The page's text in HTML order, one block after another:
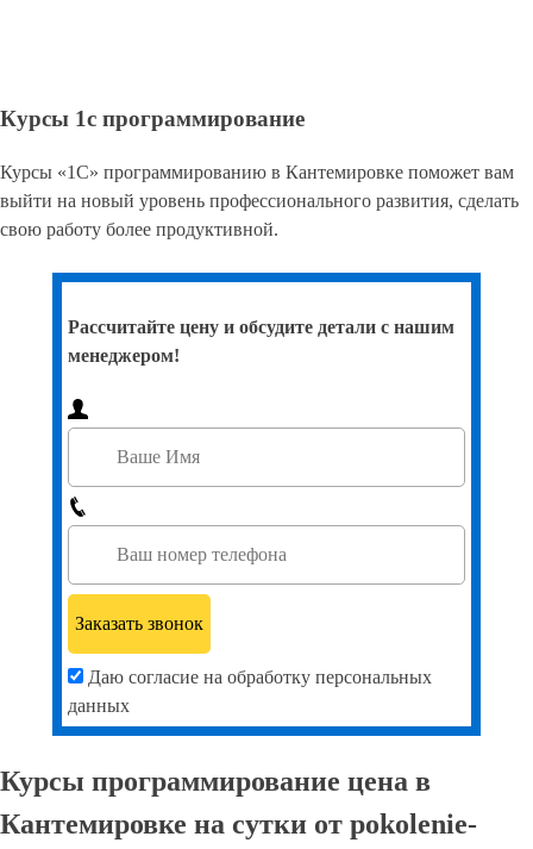
Курсы 1с программирование
Курсы «1С» программированию в Кантемировке поможет вам
выйти на новый уровень профессионального развития, сделать
свою работу более продуктивной.
Рассчитайте цену и обсудите детали с нашим
менеджером!
Даю согласие на обработку персональных
данных
Курсы программирование цена в
Кантемировке на сутки от pokolenie-